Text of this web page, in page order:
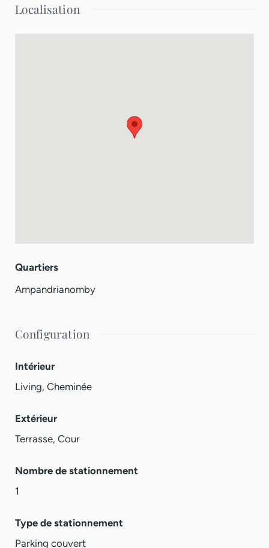
qu’une terrasse propice à la détente. Dotée
de vie agréable et sécurisé.
Localisation
Quartiers
Ampandrianomby
Configuration
Intérieur
Living, Cheminée
Extérieur
Terrasse, Cour
Nombre de stationnement
1
Type de stationnement
Parking couvert